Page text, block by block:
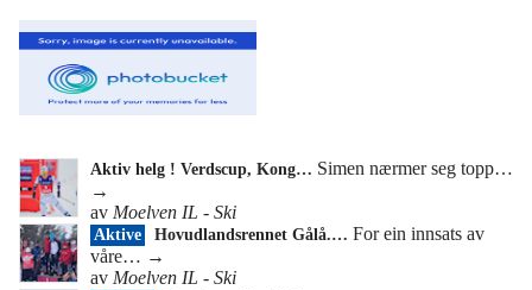
Aktiv helg ! Verdscup, Kong… Simen nærmer seg topp…
→
av Moelven IL - Ski
Aktive Hovudlandsrennet Gålå.… For ein innsats av
våre… →
av Moelven IL - Ski